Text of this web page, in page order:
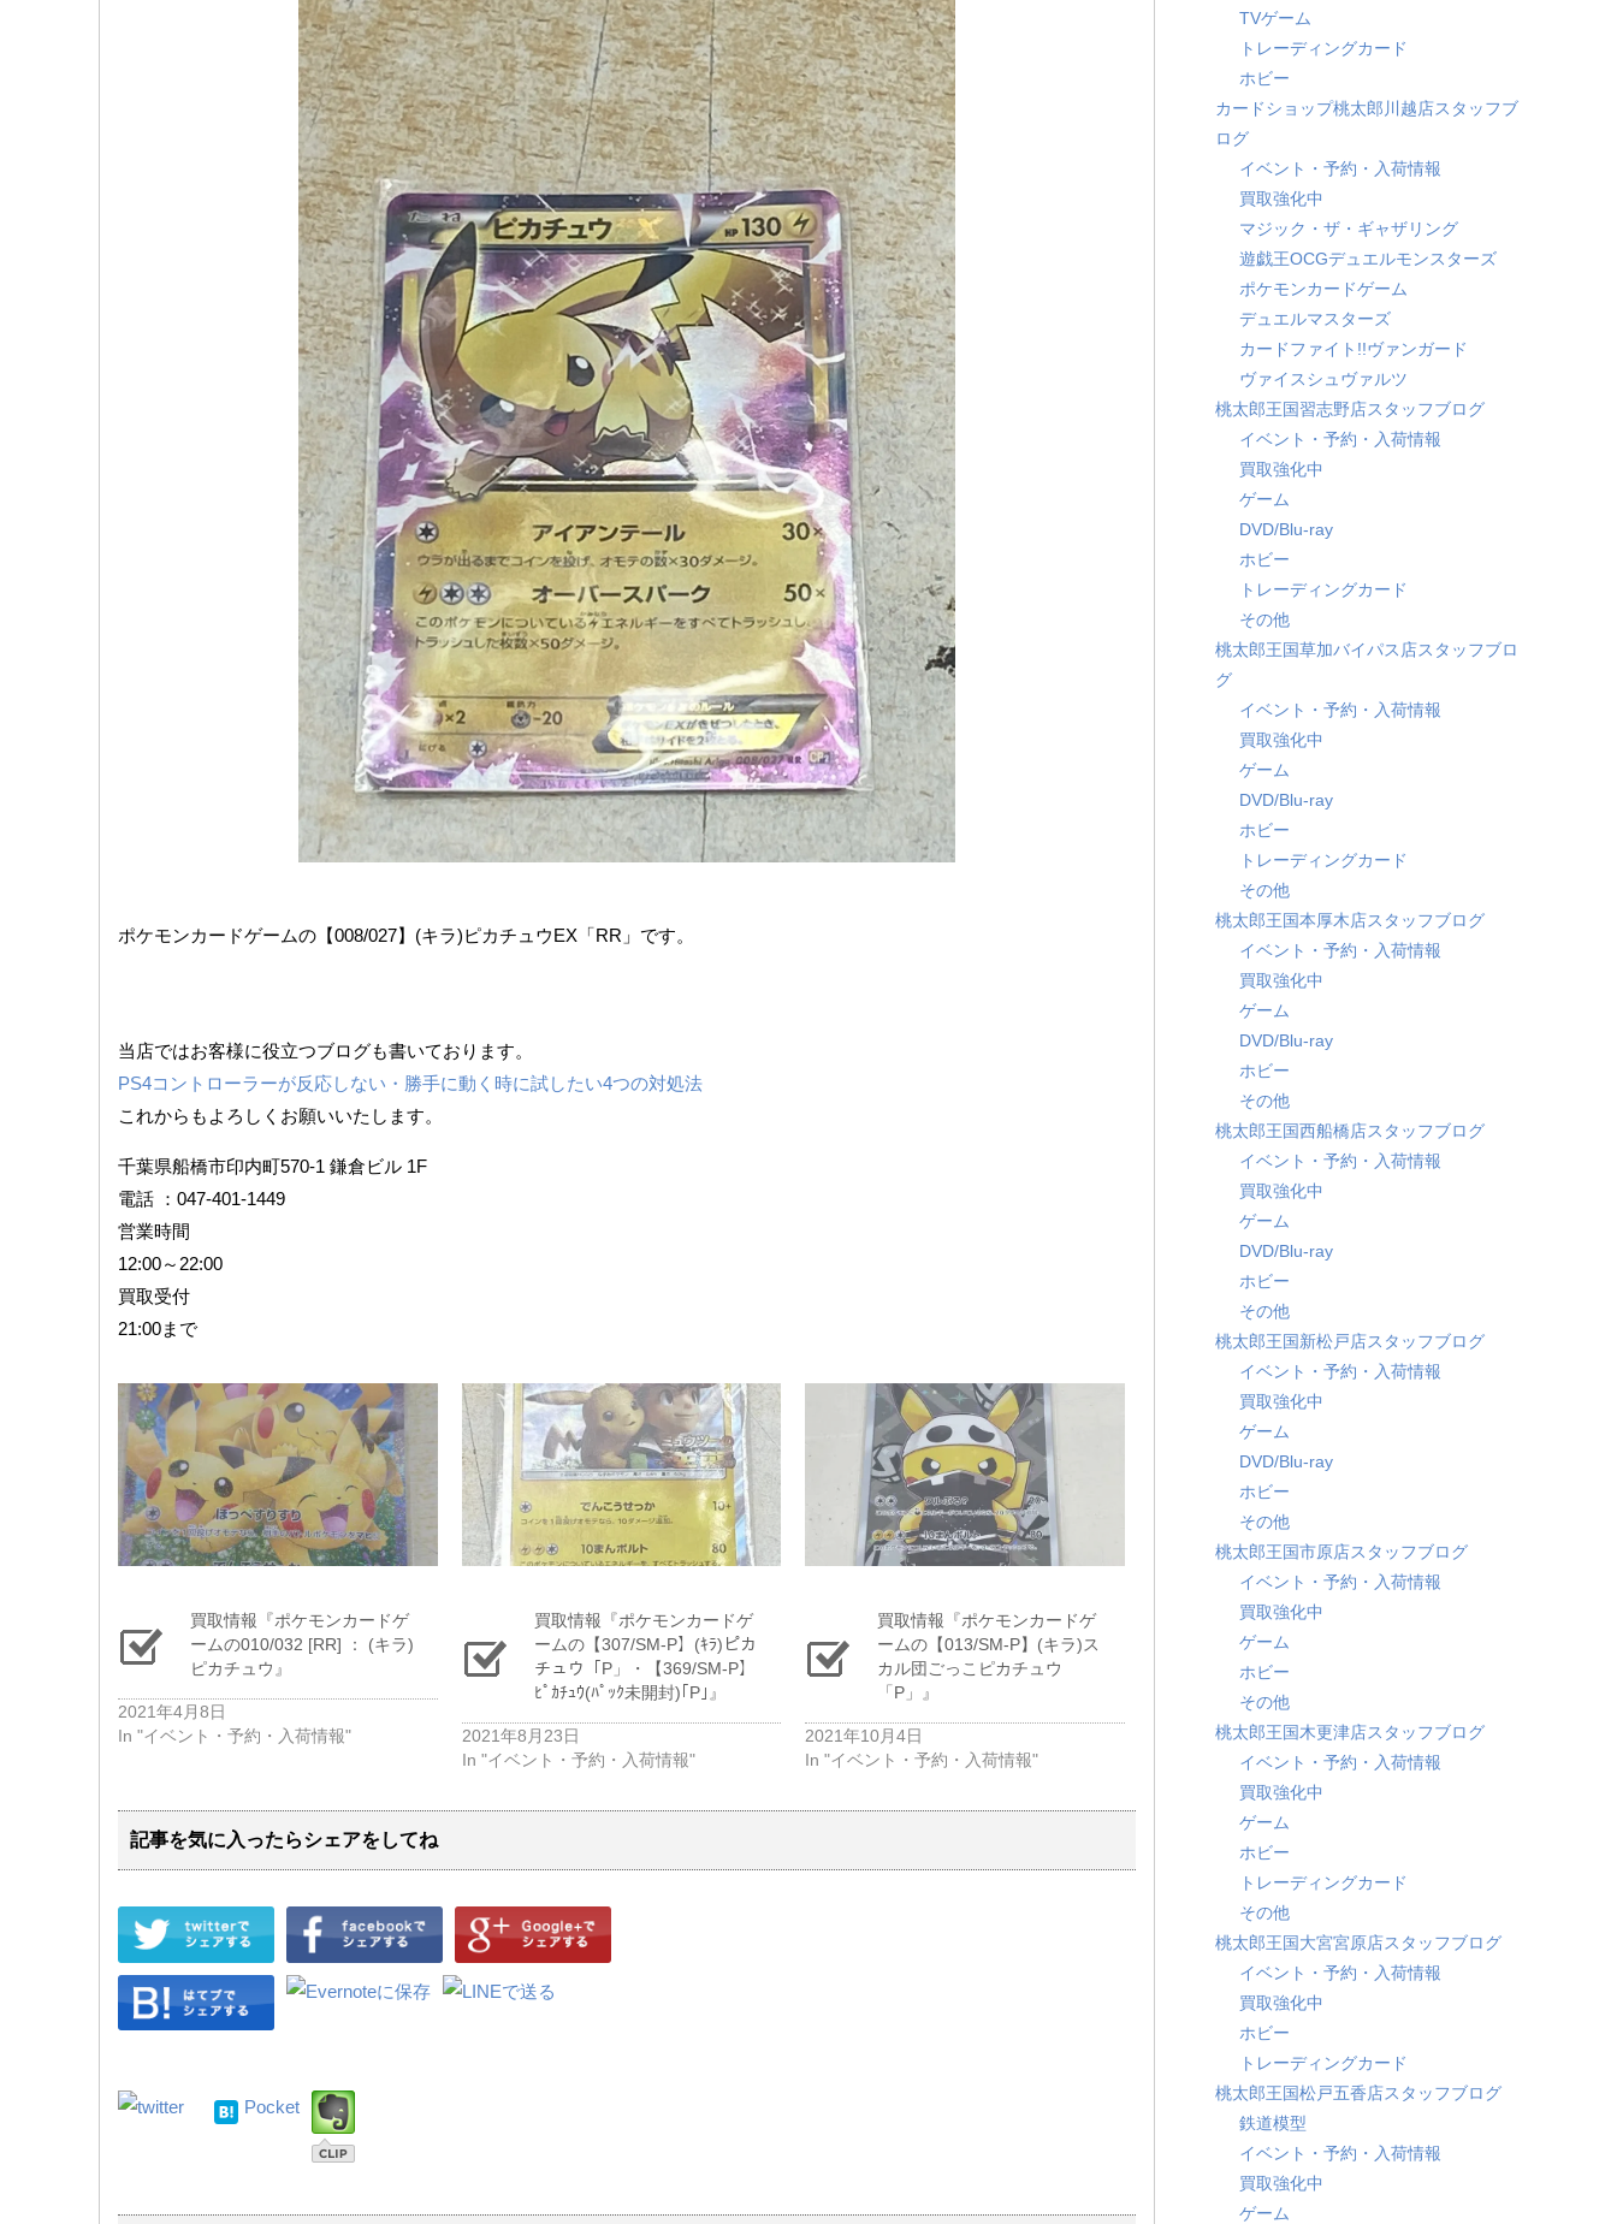
ポケモンカードゲームの【008/027】(キラ)ピカチュウEX「RR」です。
当店ではお客様に役立つブログも書いております。
PS4コントローラーが反応しない・勝手に動く時に試したい4つの対処法
これからもよろしくお願いいたします。
千葉県船橋市印内町570-1 鎌倉ビル 1F
電話 ：047-401-1449
営業時間
12:00～22:00
買取受付
21:00まで
買取情報『ポケモンカードゲ
ームの010/032 ​[RR] ​： ​(キラ)
ピカチュウ』
2021年4月8日
In "イベント・予約・入荷情報"
買取情報『ポケモンカードゲ
ームの【307/SM-P】(ｷﾗ)ピカ
チュウ「P」・【369/SM-P】
ﾋﾟｶﾁｭｳ(ﾊﾟｯｸ未開封)｢P｣』
2021年8月23日
In "イベント・予約・入荷情報"
買取情報『ポケモンカードゲ
ームの【013/SM-P】(キラ)ス
カル団ごっこピカチュウ
「P」』
2021年10月4日
In "イベント・予約・入荷情報"
記事を気に入ったらシェアをしてね
Pocket
TVゲーム
トレーディングカード
ホビー
カードショップ桃太郎川越店スタッフブ
ログ
イベント・予約・入荷情報
買取強化中
マジック・ザ・ギャザリング
遊戯王OCGデュエルモンスターズ
ポケモンカードゲーム
デュエルマスターズ
カードファイト!!ヴァンガード
ヴァイスシュヴァルツ
桃太郎王国習志野店スタッフブログ
イベント・予約・入荷情報
買取強化中
ゲーム
DVD/Blu-ray
ホビー
トレーディングカード
その他
桃太郎王国草加バイパス店スタッフブロ
グ
イベント・予約・入荷情報
買取強化中
ゲーム
DVD/Blu-ray
ホビー
トレーディングカード
その他
桃太郎王国本厚木店スタッフブログ
イベント・予約・入荷情報
買取強化中
ゲーム
DVD/Blu-ray
ホビー
その他
桃太郎王国西船橋店スタッフブログ
イベント・予約・入荷情報
買取強化中
ゲーム
DVD/Blu-ray
ホビー
その他
桃太郎王国新松戸店スタッフブログ
イベント・予約・入荷情報
買取強化中
ゲーム
DVD/Blu-ray
ホビー
その他
桃太郎王国市原店スタッフブログ
イベント・予約・入荷情報
買取強化中
ゲーム
ホビー
その他
桃太郎王国木更津店スタッフブログ
イベント・予約・入荷情報
買取強化中
ゲーム
ホビー
トレーディングカード
その他
桃太郎王国大宮宮原店スタッフブログ
イベント・予約・入荷情報
買取強化中
ホビー
トレーディングカード
桃太郎王国松戸五香店スタッフブログ
鉄道模型
イベント・予約・入荷情報
買取強化中
ゲーム